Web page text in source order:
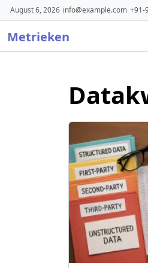
Skip
to
content
August 6, 2026 info@example.com +91-
Metrieken